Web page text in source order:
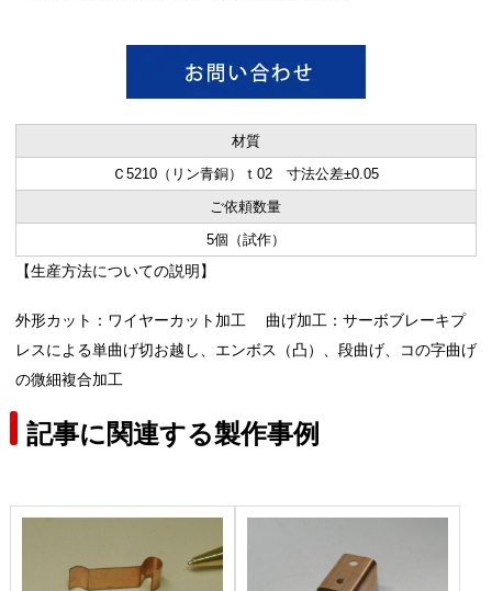
材質
Ｃ5210（リン青銅）ｔ02 寸法公差±0.05
ご依頼数量
5個（試作）
【生産方法についての説明】
外形カット：ワイヤーカット加工 曲げ加工：サーボブレーキプ
レスによる単曲げ切お越し、エンボス（凸）、段曲げ、コの字曲げ
の微細複合加工
記事に関連する製作事例